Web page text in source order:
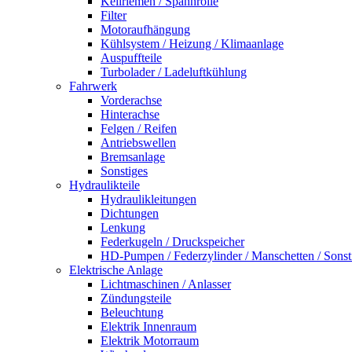
Filter
Motoraufhängung
Kühlsystem / Heizung / Klimaanlage
Auspuffteile
Turbolader / Ladeluftkühlung
Fahrwerk
Vorderachse
Hinterachse
Felgen / Reifen
Antriebswellen
Bremsanlage
Sonstiges
Hydraulikteile
Hydraulikleitungen
Dichtungen
Lenkung
Federkugeln / Druckspeicher
HD-Pumpen / Federzylinder / Manschetten /
Elektrische Anlage
Lichtmaschinen / Anlasser
Zündungsteile
Beleuchtung
Elektrik Innenraum
Elektrik Motorraum